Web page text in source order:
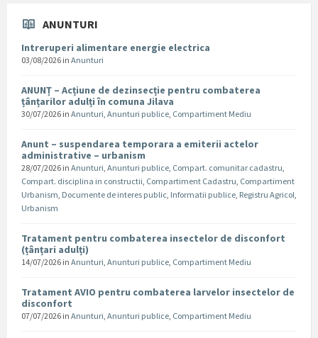
ANUNTURI
Intreruperi alimentare energie electrica
03/08/2026 in Anunturi
ANUNȚ – Acțiune de dezinsecție pentru combaterea
țânțarilor adulți în comuna Jilava
30/07/2026 in Anunturi, Anunturi publice, Compartiment Mediu
Anunt – suspendarea temporara a emiterii actelor
administrative – urbanism
28/07/2026 in Anunturi, Anunturi publice, Compart. comunitar cadastru,
Compart. disciplina in constructii, Compartiment Cadastru, Compartiment
Urbanism, Documente de interes public, Informatii publice, Registru Agricol,
Urbanism
Tratament pentru combaterea insectelor de disconfort
(țânțari adulți)
14/07/2026 in Anunturi, Anunturi publice, Compartiment Mediu
Tratament AVIO pentru combaterea larvelor insectelor de
disconfort
07/07/2026 in Anunturi, Anunturi publice, Compartiment Mediu